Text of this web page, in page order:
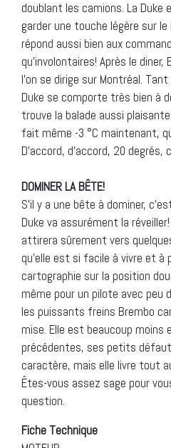
doublant les camions. La
garder une touche légère sur le
répond aussi bien aux
qu’involontaires! Après le
l’on se dirige sur Montréal.
Duke se comporte très bien à
trouve la balade aussi
fait même -3 °C maintenant,
D’accord, d’accord, 20
DOMINER LA BÊTE!
S’il y a une bête à dominer,
Duke va assurément la
attirera sûrement vers
qu’elle est si facile à vivre et à
cartographie sur la position
même pour un pilote avec peu
les puissants freins Brembo
mise. Elle est beaucoup moins
précédentes, ses petits
caractère, mais elle livre tout
Êtes-vous assez sage pour
question.
Fiche Technique